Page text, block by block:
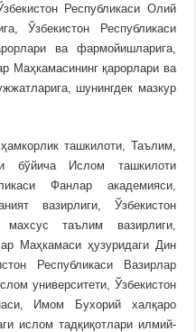
Республикаси Олий
Ўзбекистон Республикаси
ва фармойишларига,
Маҳкамасининг қарорлари ва
шунингдек мазкур
ташкилоти, Таълим,
бўйича Ислом ташкилоти
Фанлар академияси,
вазирлиги, Ўзбекистон
таълим вазирлиги,
Маҳкамаси ҳузуридаги Дин
Республикаси Вазирлар
университети, Ўзбекистон
Имом Бухорий халқаро
ислом тадқиқотлари илмий-